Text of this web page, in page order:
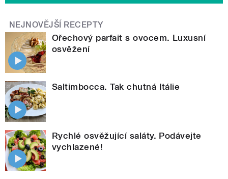
NEJNOVĚJŠÍ RECEPTY
Ořechový parfait s ovocem. Luxusní
osvěžení
Saltimbocca. Tak chutná Itálie
Rychlé osvěžující saláty. Podávejte
vychlazené!